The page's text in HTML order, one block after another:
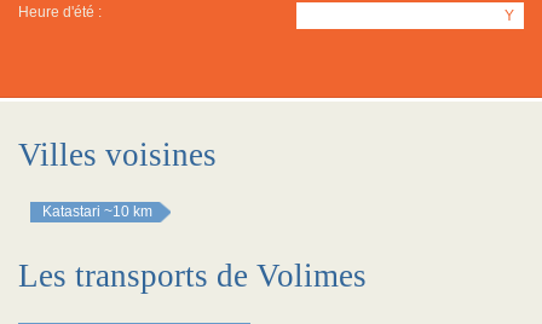
Heure d'été : Y
Villes voisines
Katastari ~10 km
Les transports de Volimes